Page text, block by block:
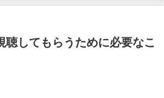
してもらうために必要なこ